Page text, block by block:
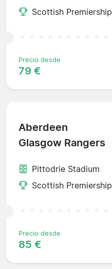
Scottish Premiership
Precio desde
79 €
Aberdeen
Glasgow Rangers
Pittodrie Stadium
Scottish Premiership
Precio desde
85 €